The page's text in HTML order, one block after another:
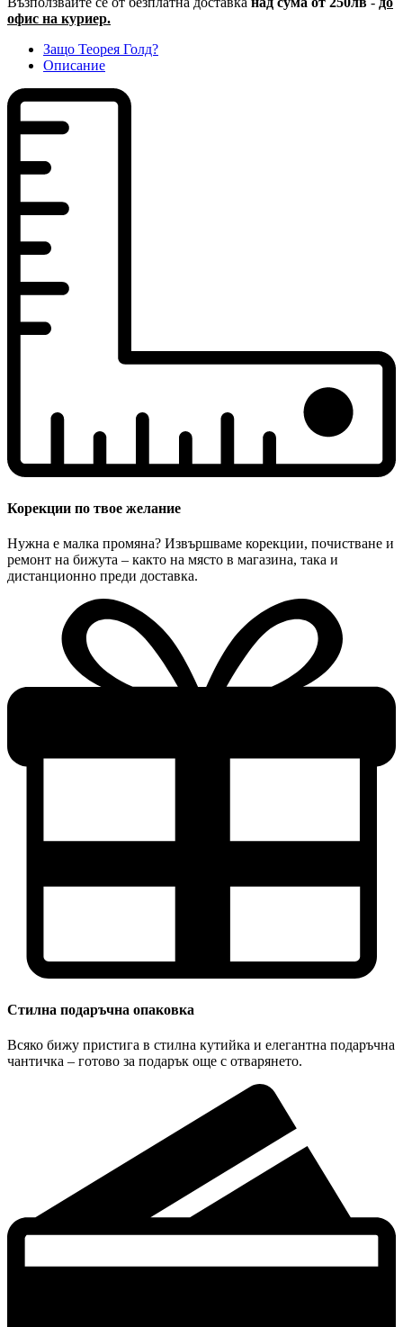
офис на куриер.
Защо Теорея Голд?
Описание
Корекции по твое желание
Нужна е малка промяна? Извършваме корекции, почистване и
ремонт на бижута – както на място в магазина, така и
дистанционно преди доставка.
Стилна подаръчна опаковка
Всяко бижу пристига в стилна кутийка и елегантна подаръчна
чантичка – готово за подарък още с отварянето.